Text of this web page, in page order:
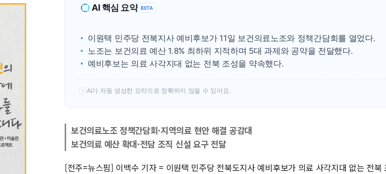
뉴욕증시 개장 전 특징주...아틀라시
보훈부, 미 DPAA와 MOU… "6·25 미
트럼프 "금리 내려야"…파월 때와 달리
특정 정치인 측근 포항시 정책특보 내정
AI 핵심 요약 BETA
이원택 민주당 전북지사 예비후보가 11일 보건의료노조와 정책간담회를 열었다.
노조는 보건의료 예산 1.8% 최하위 지적하며 5대 과제와 공약을 전달했다.
예비후보는 의료 사각지대 없는 전북 조성을 약속했다.
! AI가 자동 생성한 요약으로 정확하지 않을 수 있어요.
보건의료노조 정책간담회·지역의료 현안 해결 공감대
보건의료 예산 확대·전담 조직 신설 요구 전달
[전주=뉴스핌] 이백수 기자 = 이원택 민주당 전북도지사 예비후보가 의료 사각지대 없는 전북